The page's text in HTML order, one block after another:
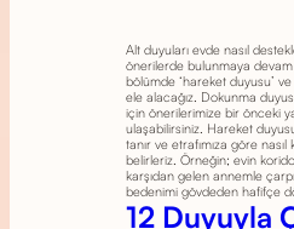
Alt duyuları evde nasıl
önerilerde bulunmaya
bölümde ‘hareket duyusu’ ve
ele alacağız. Dokunma
için önerilerimize bir önceki
ulaşabilirsiniz. Hareket
tanır ve etrafımıza göre nasıl
belirleriz. Örneğin; evin
karşıdan gelen annemle
bedenimi gövdeden hafifçe
12 Duyuyla